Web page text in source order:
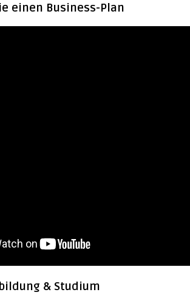
einen Business-Plan
& Studium